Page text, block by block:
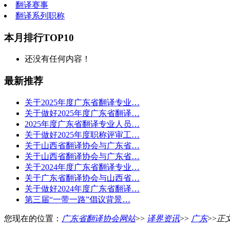
翻译赛事
翻译系列职称
本月排行TOP10
还没有任何内容！
最新推荐
关于2025年度广东省翻译专业…
关于做好2025年度广东省翻译…
2025年度广东省翻译专业人员…
关于做好2025年度职称评审工…
关于山西省翻译协会与广东省…
关于山西省翻译协会与广东省…
关于2024年度广东省翻译专业…
关于广东省翻译协会与山西省…
关于做好2024年度广东省翻译…
第三届“一带一路”倡议背景…
您现在的位置： 广东省翻译协会网站>> 译界资讯>> 广东>>正